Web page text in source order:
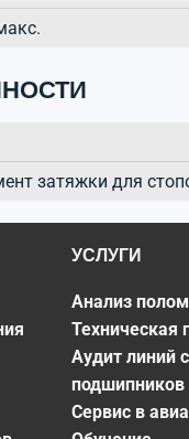
затяжки для
УСЛУГИ
Анализ
Техническая
Аудит линий
подшипников
Сервис в